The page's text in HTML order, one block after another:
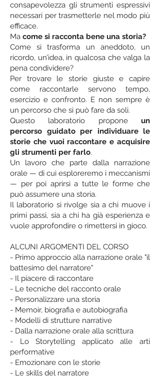
consapevolezza gli strumenti espressivi
necessari per trasmetterle nel modo più
efficace.
Ma come si racconta bene una storia?
Come si trasforma un aneddoto, un
ricordo, un’idea, in qualcosa che valga la
pena condividere?
Per trovare le storie giuste e capire
come raccontarle servono tempo,
esercizio e confronto. E non sempre è
un percorso che si può fare da soli.
Questo laboratorio propone un
percorso guidato per individuare le
storie che vuoi raccontare e acquisire
gli strumenti per farlo.
Un lavoro che parte dalla narrazione
orale — di cui esploreremo i meccanismi
— per poi aprirsi a tutte le forme che
può assumere una storia.
Il laboratorio si rivolge sia a chi muove i
primi passi, sia a chi ha già esperienza e
vuole approfondire o rimettersi in gioco.
ALCUNI ARGOMENTI DEL CORSO
- Primo approccio alla narrazione orale "il
battesimo del narratore"
- Il piacere di raccontare
- Le tecniche del racconto orale
- Personalizzare una storia
- Memoir, biografia e autobiografia
- Modelli di strutture narrative
- Dalla narrazione orale alla scrittura
- Lo Storytelling applicato alle arti
performative
- Emozionare con le storie
- Le skills del narratore